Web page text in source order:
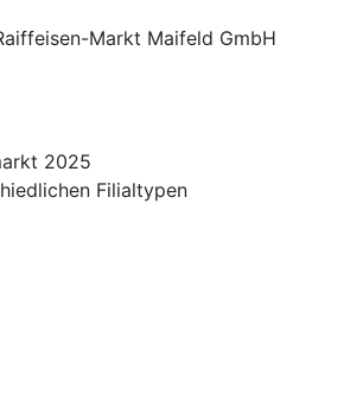
Markt Maifeld GmbH
2025
Filialtypen